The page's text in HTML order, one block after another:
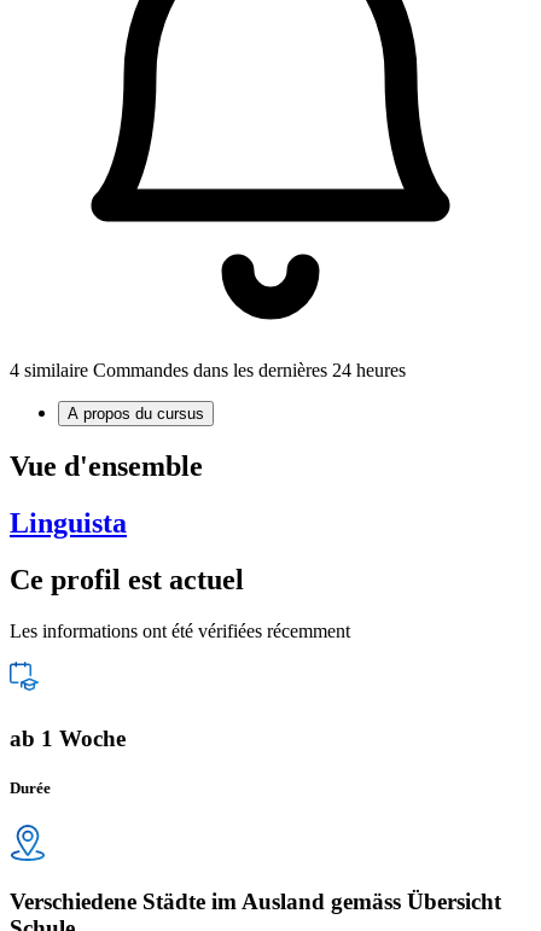
4 similaire Commandes dans les dernières 24 heures
A propos du cursus
Vue d'ensemble
Linguista
Ce profil est actuel
Les informations ont été vérifiées récemment
ab 1 Woche
Durée
Verschiedene Städte im Ausland gemäss Übersicht